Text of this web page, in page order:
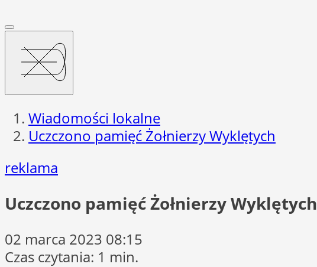
Wiadomości lokalne
Uczczono pamięć Żołnierzy Wyklętych
reklama
Uczczono pamięć Żołnierzy Wyklętych
02 marca 2023 08:15
Czas czytania: 1 min.